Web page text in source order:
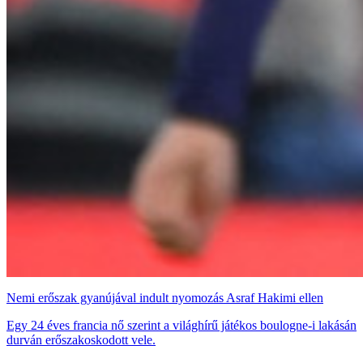
Nemi erőszak gyanújával indult nyomozás Asraf Hakimi ellen
Egy 24 éves francia nő szerint a világhírű játékos boulogne-i lakásán
durván erőszakoskodott vele.